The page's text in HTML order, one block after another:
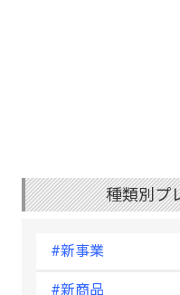
種類別プ
#新事業
#新商品